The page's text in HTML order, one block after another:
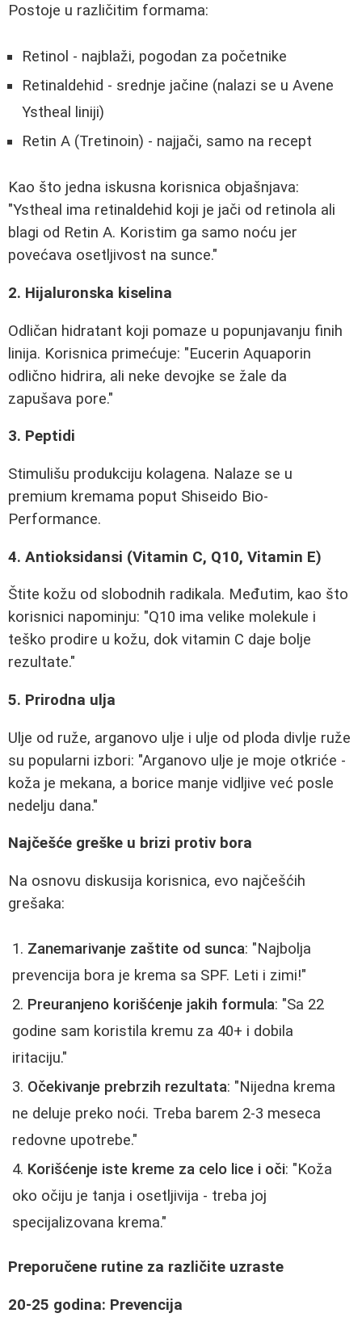
Postoje u različitim formama:
Retinol - najblaži, pogodan za početnike
Retinaldehid - srednje jačine (nalazi se u Avene
Ystheal liniji)
Retin A (Tretinoin) - najjači, samo na recept
Kao što jedna iskusna korisnica objašnjava:
"Ystheal ima retinaldehid koji je jači od retinola ali
blagi od Retin A. Koristim ga samo noću jer
povećava osetljivost na sunce."
2. Hijaluronska kiselina
Odličan hidratant koji pomaze u popunjavanju finih
linija. Korisnica primećuje: "Eucerin Aquaporin
odlično hidrira, ali neke devojke se žale da
zapušava pore."
3. Peptidi
Stimulišu produkciju kolagena. Nalaze se u
premium kremama poput Shiseido Bio-
Performance.
4. Antioksidansi (Vitamin C, Q10, Vitamin E)
Štite kožu od slobodnih radikala. Međutim, kao što
korisnici napominju: "Q10 ima velike molekule i
teško prodire u kožu, dok vitamin C daje bolje
rezultate."
5. Prirodna ulja
Ulje od ruže, arganovo ulje i ulje od ploda divlje ruže
su popularni izbori: "Arganovo ulje je moje otkriće -
koža je mekana, a borice manje vidljive već posle
nedelju dana."
Najčešće greške u brizi protiv bora
Na osnovu diskusija korisnica, evo najčešćih
grešaka:
Zanemarivanje zaštite od sunca: "Najbolja
prevencija bora je krema sa SPF. Leti i zimi!"
Preuranjeno korišćenje jakih formula: "Sa 22
godine sam koristila kremu za 40+ i dobila
iritaciju."
Očekivanje prebrzih rezultata: "Nijedna krema
ne deluje preko noći. Treba barem 2-3 meseca
redovne upotrebe."
Korišćenje iste kreme za celo lice i oči: "Koža
oko očiju je tanja i osetljivija - treba joj
specijalizovana krema."
Preporučene rutine za različite uzraste
20-25 godina: Prevencija